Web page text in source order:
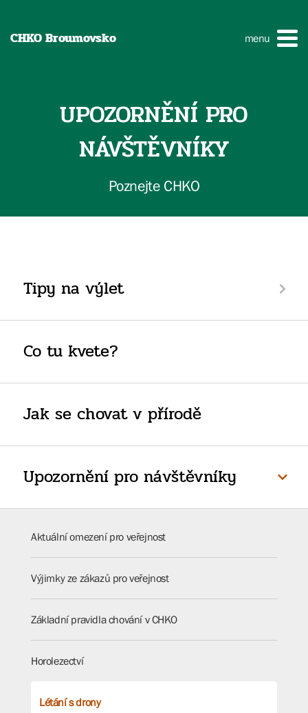
CHKO Broumovsko menu
UPOZORNĚNÍ PRO
NÁVŠTĚVNÍKY
Poznejte CHKO
Tipy na výlet
Co tu kvete?
Jak se chovat v přírodě
Upozornění pro návštěvníky
Aktuální omezení pro veřejnost
Výjimky ze zákazů pro veřejnost
Základní pravidla chování v CHKO
Horolezectví
Létání s drony